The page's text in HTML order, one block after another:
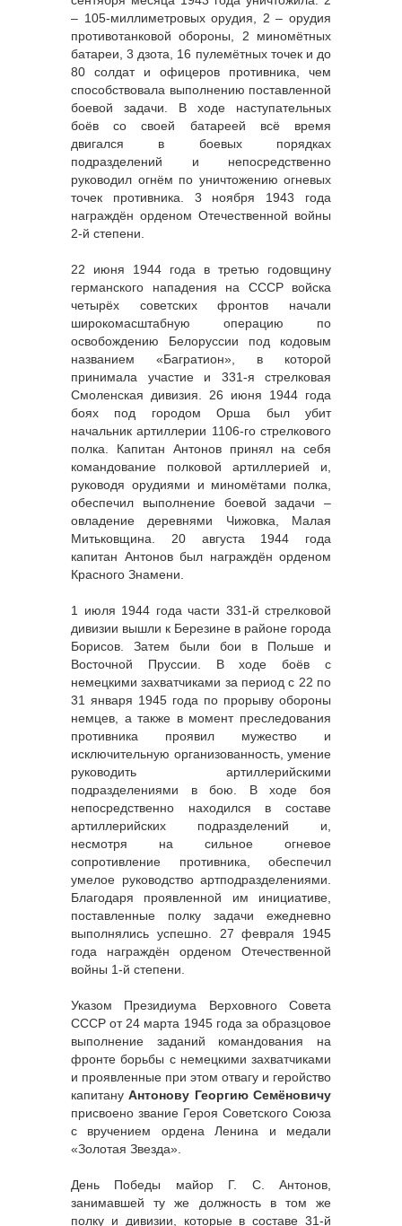
– 105-миллиметровых орудия, 2 – орудия
противотанковой обороны, 2 миномётных
батареи, 3 дзота, 16 пулемётных точек и до
80 солдат и офицеров противника, чем
способствовала выполнению поставленной
боевой задачи. В ходе наступательных
боёв со своей батареей всё время
двигался в боевых порядках
подразделений и непосредственно
руководил огнём по уничтожению огневых
точек противника. 3 ноября 1943 года
награждён орденом Отечественной войны
2-й степени.
22 июня 1944 года в третью годовщину
германского нападения на СССР войска
четырёх советских фронтов начали
широкомасштабную операцию по
освобождению Белоруссии под кодовым
названием «Багратион», в которой
принимала участие и 331-я стрелковая
Смоленская дивизия. 26 июня 1944 года
боях под городом Орша был убит
начальник артиллерии 1106-го стрелкового
полка. Капитан Антонов принял на себя
командование полковой артиллерией и,
руководя орудиями и миномётами полка,
обеспечил выполнение боевой задачи –
овладение деревнями Чижовка, Малая
Митьковщина. 20 августа 1944 года
капитан Антонов был награждён орденом
Красного Знамени.
1 июля 1944 года части 331-й стрелковой
дивизии вышли к Березине в районе города
Борисов. Затем были бои в Польше и
Восточной Пруссии. В ходе боёв с
немецкими захватчиками за период с 22 по
31 января 1945 года по прорыву обороны
немцев, а также в момент преследования
противника проявил мужество и
исключительную организованность, умение
руководить артиллерийскими
подразделениями в бою. В ходе боя
непосредственно находился в составе
артиллерийских подразделений и,
несмотря на сильное огневое
сопротивление противника, обеспечил
умелое руководство артподразделениями.
Благодаря проявленной им инициативе,
поставленные полку задачи ежедневно
выполнялись успешно. 27 февраля 1945
года награждён орденом Отечественной
войны 1-й степени.
Указом Президиума Верховного Совета
СССР от 24 марта 1945 года за образцовое
выполнение заданий командования на
фронте борьбы с немецкими захватчиками
и проявленные при этом отвагу и геройство
капитануАнтонову Георгию Семёновичу
присвоено звание Героя Советского Союза
с вручением ордена Ленина и медали
«Золотая Звезда».
День Победы майор Г. С. Антонов,
занимавшей ту же должность в том же
полку и дивизии, которые в составе 31-й